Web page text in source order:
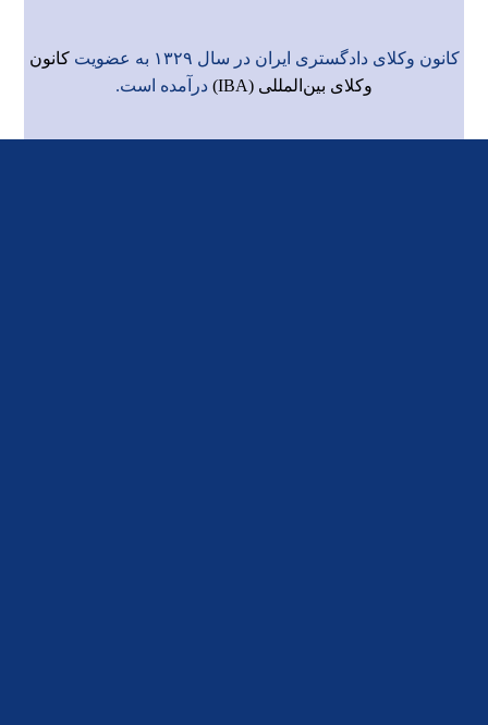
کانون وکلای دادگستری ایران در سال ۱۳۲۹ به عضویت
کانون
وکلای بین‌المللی (IBA)
درآمده است.